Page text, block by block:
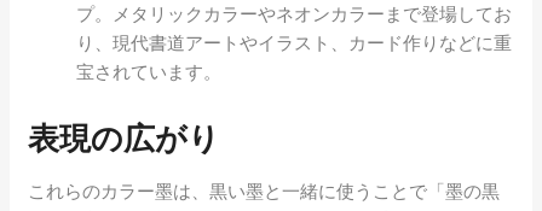
プ。メタリックカラーやネオンカラーまで登場してお
り、現代書道アートやイラスト、カード作りなどに重
宝されています。
表現の広がり
これらのカラー墨は、黒い墨と一緒に使うことで「墨の黒